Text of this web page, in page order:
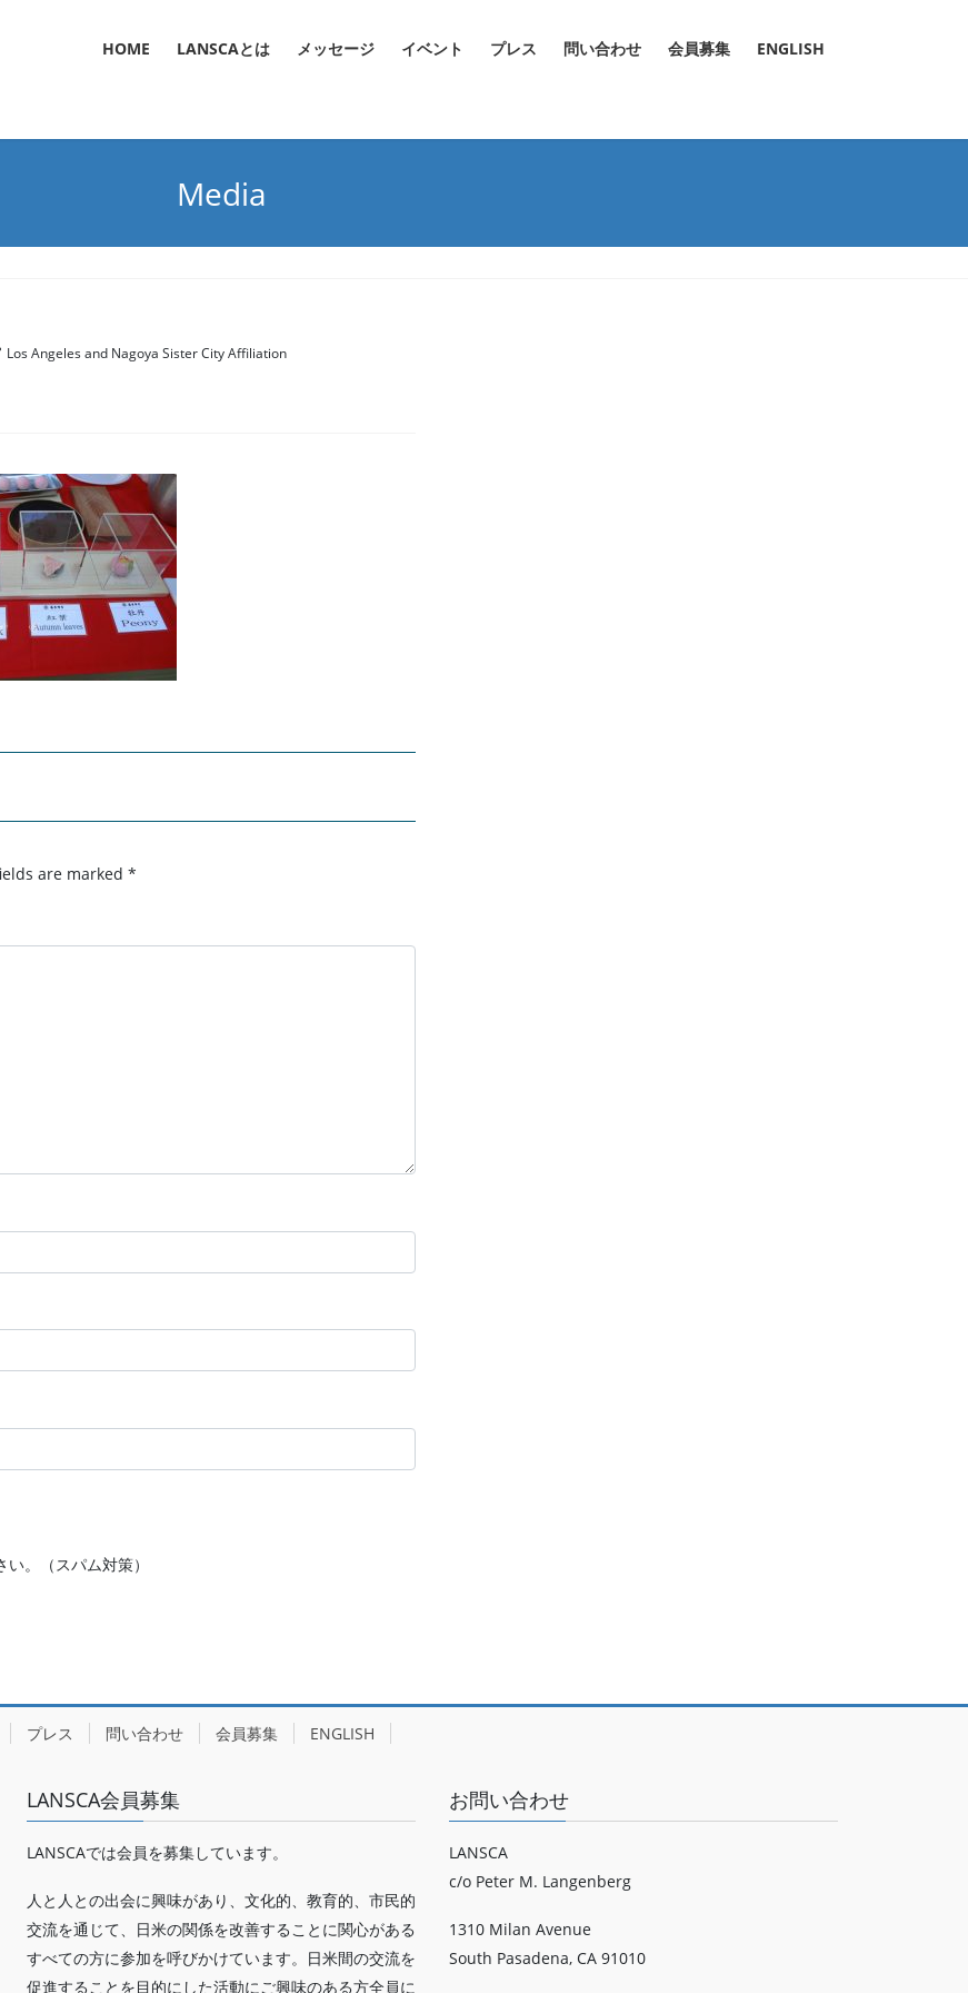
HOME LANSCAとは メッセージ イベント プレス 問い合わせ 会員募集 ENGLISH
Media
Los Angeles and Nagoya Sister City Affiliation
are marked *
。（スパム対策）
プレス 問い合わせ 会員募集 ENGLISH
LANSCA会員募集
LANSCAでは会員を募集しています。
人と人との出会に興味があり、文化的、教育的、市民的
交流を通じて、日米の関係を改善することに関心がある
すべての方に参加を呼びかけています。日米間の交流を
促進することを目的にした活動にご興味のある方全員に
お問い合わせ
LANSCA
c/o Peter M. Langenberg
1310 Milan Avenue
South Pasadena, CA 91010